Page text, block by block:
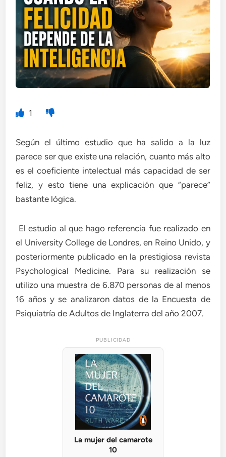
1
Según el último estudio que ha salido a la luz
parece ser que existe una relación, cuanto más alto
es el coeficiente intelectual más capacidad de ser
feliz, y esto tiene una explicación que “parece”
bastante lógica.
El estudio al que hago referencia fue realizado en
el University College de Londres, en Reino Unido, y
posteriormente publicado en la prestigiosa revista
Psychological Medicine. Para su realización se
utilizo una muestra de 6.870 personas de al menos
16 años y se analizaron datos de la Encuesta de
Psiquiatría de Adultos de Inglaterra del año 2007.
PUBLICIDAD
La mujer del camarote
10